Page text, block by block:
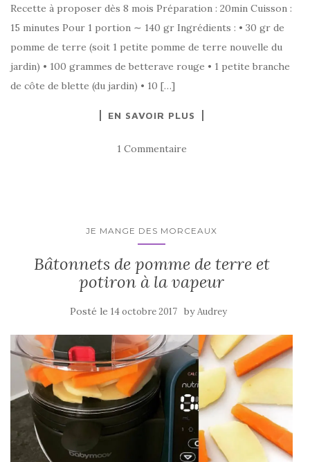
Recette à proposer dès 8 mois Préparation : 20min Cuisson :
15 minutes Pour 1 portion ∼ 140 gr Ingrédients : • 30 gr de
pomme de terre (soit 1 petite pomme de terre nouvelle du
jardin) • 100 grammes de betterave rouge • 1 petite branche
de côte de blette (du jardin) • 10 […]
EN SAVOIR PLUS
1 Commentaire
JE MANGE DES MORCEAUX
Bâtonnets de pomme de terre et
potiron à la vapeur
Posté le 14 octobre 2017 byAudrey